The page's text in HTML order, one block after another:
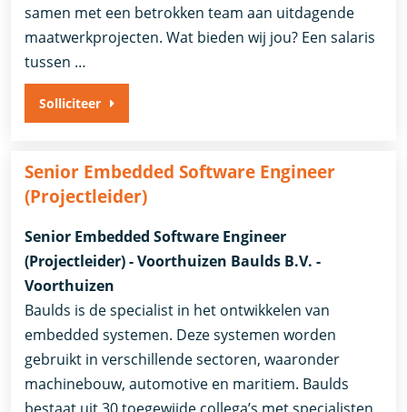
samen met een betrokken team aan uitdagende
maatwerkprojecten. Wat bieden wij jou? Een salaris
tussen …
Solliciteer
Senior Embedded Software Engineer
(Projectleider)
Senior Embedded Software Engineer
(Projectleider) - Voorthuizen Baulds B.V. -
Voorthuizen
Baulds is de specialist in het ontwikkelen van
embedded systemen. Deze systemen worden
gebruikt in verschillende sectoren, waaronder
machinebouw, automotive en maritiem. Baulds